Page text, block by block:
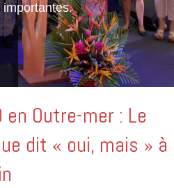
Outre-mer : Le
dit « oui, mais » à